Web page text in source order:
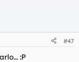
#47
:P